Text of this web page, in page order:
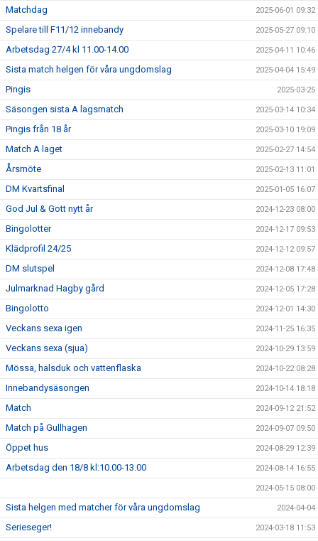
Matchdag 2025-06-01 09:32
Spelare till F11/12 innebandy 2025-05-27 09:10
Arbetsdag 27/4 kl 11.00-14.00 2025-04-11 10:46
Sista match helgen för våra ungdomslag 2025-04-04 15:49
Pingis 2025-03-25
Säsongen sista A lagsmatch 2025-03-14 10:34
Pingis från 18 år 2025-03-10 19:09
Match A laget 2025-02-27 14:54
Årsmöte 2025-02-13 11:01
DM Kvartsfinal 2025-01-05 16:07
God Jul & Gott nytt år 2024-12-23 08:00
Bingolotter 2024-12-17 09:53
Klädprofil 24/25 2024-12-12 09:57
DM slutspel 2024-12-08 17:48
Julmarknad Hagby gård 2024-12-05 17:28
Bingolotto 2024-12-01 14:30
Veckans sexa igen 2024-11-25 16:35
Veckans sexa (sjua) 2024-10-29 13:59
Mössa, halsduk och vattenflaska 2024-10-22 08:28
Innebandysäsongen 2024-10-14 18:18
Match 2024-09-12 21:52
Match på Gullhagen 2024-09-07 09:50
Öppet hus 2024-08-29 12:39
Arbetsdag den 18/8 kl:10.00-13.00 2024-08-14 16:55
2024-05-15 08:00
Sista helgen med matcher för våra ungdomslag 2024-04-04
Serieseger! 2024-03-18 11:53